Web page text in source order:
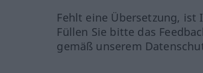
Fehlt eine Übersetzung, ist
Füllen Sie bitte das
gemäß unserem